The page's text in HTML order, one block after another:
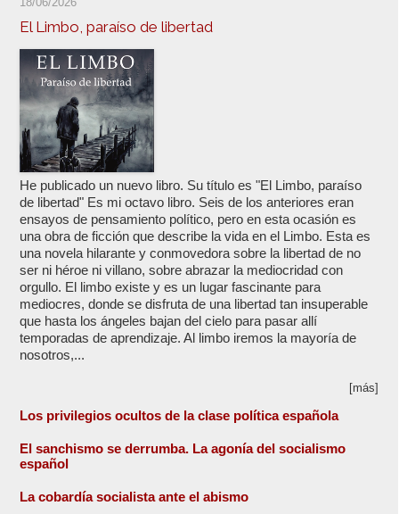
El Limbo, paraíso de libertad
He publicado un nuevo libro. Su título es "El Limbo, paraíso
de libertad" Es mi octavo libro. Seis de los anteriores eran
ensayos de pensamiento político, pero en esta ocasión es
una obra de ficción que describe la vida en el Limbo. Esta es
una novela hilarante y conmovedora sobre la libertad de no
ser ni héroe ni villano, sobre abrazar la mediocridad con
orgullo. El limbo existe y es un lugar fascinante para
mediocres, donde se disfruta de una libertad tan insuperable
que hasta los ángeles bajan del cielo para pasar allí
temporadas de aprendizaje. Al limbo iremos la mayoría de
nosotros,...
[más]
Los privilegios ocultos de la clase política española
El sanchismo se derrumba. La agonía del socialismo
español
La cobardía socialista ante el abismo